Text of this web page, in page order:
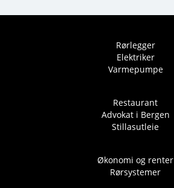
Rørlegger
Elektriker
Varmepumpe
Restaurant
Advokat i Bergen
Stillasutleie
Økonomi og renter
Rørsystemer